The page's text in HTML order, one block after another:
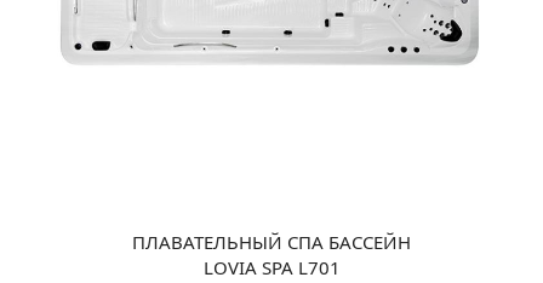
ПЛАВАТЕЛЬНЫЙ СПА БАССЕЙН
LOVIA SPA L701